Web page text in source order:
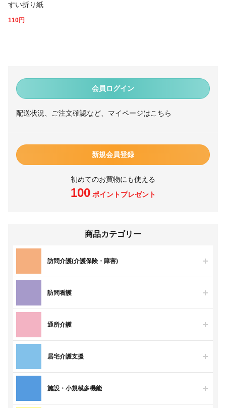
会員ログイン
配送状況、ご注文確認など、マイページはこちら
新規会員登録
初めてのお買物にも使える
100ポイントプレゼント
商品カテゴリー
訪問介護(介護保険・障害)
訪問看護
通所介護
居宅介護支援
施設・小規模多機能
すい折り紙
110円